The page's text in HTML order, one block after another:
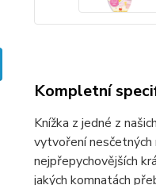
Kompletní
Knížka z jedné z
vytvoření nesčetných
nejpřepychovějších
jakých komnatách